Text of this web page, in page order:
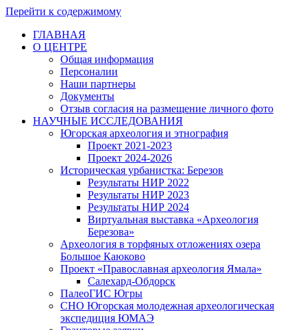
Перейти к содержимому
ГЛАВНАЯ
О ЦЕНТРЕ
Общая информация
Персоналии
Наши партнеры
Документы
Отзыв согласия на размещение личного фото
НАУЧНЫЕ ИССЛЕДОВАНИЯ
Югорская археология и этнография
Проект 2021-2023
Проект 2024-2026
Историческая урбанистка: Березов
Результаты НИР 2022
Результаты НИР 2023
Результаты НИР 2024
Виртуальная выставка «Археология
Березова»
Археология в торфяных отложениях озера
Большое Каюково
Проект «Православная археология Ямала»
Салехард-Обдорск
ПалеоГИС Югры
СНО Югорская молодежная археологическая
экспедиция ЮМАЭ